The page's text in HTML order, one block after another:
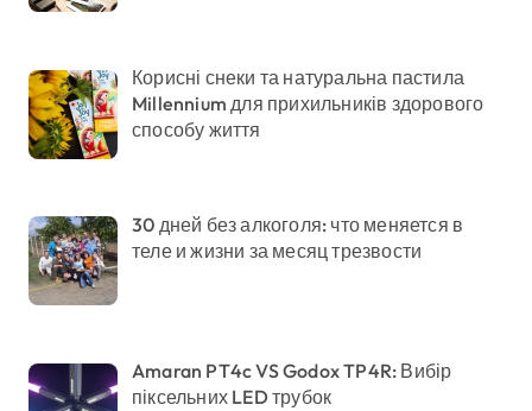
Корисні снеки та натуральна пастила
Millennium для прихильників здорового
способу життя
30 дней без алкоголя: что меняется в
теле и жизни за месяц трезвости
Amaran PT4c VS Godox TP4R: Вибір
піксельних LED трубок